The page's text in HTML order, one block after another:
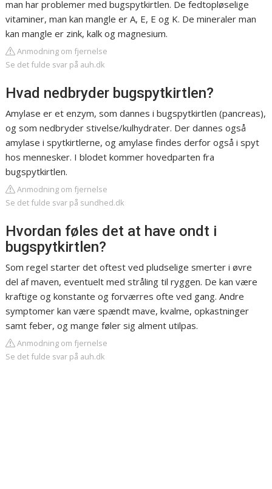
man har problemer med bugspytkirtlen. De fedtopløselige
vitaminer, man kan mangle er A, E, E og K. De mineraler man
kan mangle er zink, kalk og magnesium.
Anmodning om fjernelse
Se det fulde svar på auh.dk
Hvad nedbryder bugspytkirtlen?
Amylase er et enzym, som dannes i bugspytkirtlen (pancreas),
og som nedbryder stivelse/kulhydrater. Der dannes også
amylase i spytkirtlerne, og amylase findes derfor også i spyt
hos mennesker. I blodet kommer hovedparten fra
bugspytkirtlen.
Anmodning om fjernelse
Se det fulde svar på sundhed.dk
Hvordan føles det at have ondt i
bugspytkirtlen?
Som regel starter det oftest ved pludselige smerter i øvre
del af maven, eventuelt med stråling til ryggen. De kan være
kraftige og konstante og forværres ofte ved gang. Andre
symptomer kan være spændt mave, kvalme, opkastninger
samt feber, og mange føler sig alment utilpas.
Anmodning om fjernelse
Se det fulde svar på auh.dk